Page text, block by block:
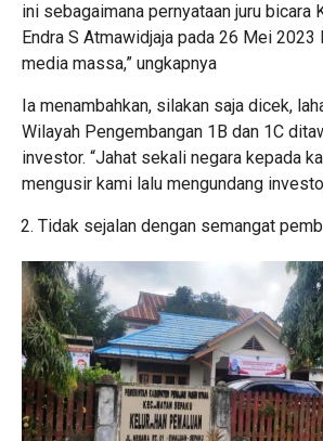
ini sebagaimana pernyataan juru bicara
Endra S Atmawidjaja pada 26 Mei
media massa,” ungkapnya
Ia menambahkan, silakan saja dicek,
Wilayah Pengembangan 1B dan 1C
investor. “Jahat sekali negara kepada
mengusir kami lalu mengundang
Tidak sejalan dengan semangat